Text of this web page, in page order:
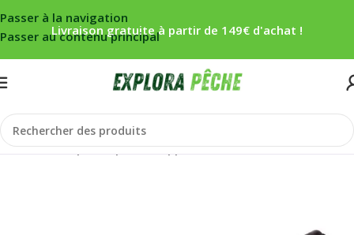
Passer à la navigation
Passer au contenu principal
Livraison gratuite à partir de 149€ d'achat !
Accueil/Carpe/Propulsion appâts/Louches